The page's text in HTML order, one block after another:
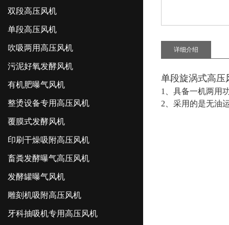
双段高压风机
单段高压风机
吹吸两用高压风机
污泥好氧发酵风机
有机肥曝气风机
整烫设备专用高压风机
覆膜式发酵风机
印刷干燥吸附高压风机
畜粪发酵曝气高压风机
发酵罐曝气风机
雕刻机吸附高压风机
牙科抽吸机专用高压风机
详细介绍
单段旋涡式高压
1、具备一机两用
2、采用的是无油